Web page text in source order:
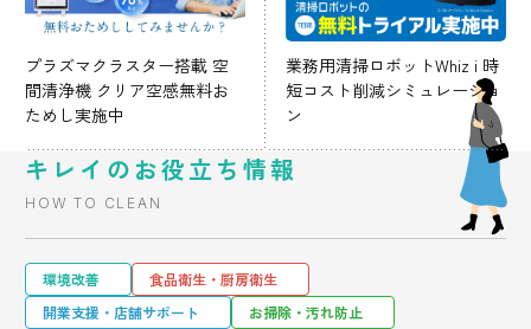
プラズマクラスター搭載 空
間清浄機 クリア空感無料お
ためし実施中
業務用清掃ロボットWhiz i 時
短コスト削減シミュレーショ
ン
キレイのお役立ち情報
HOW TO CLEAN
環境改善
食品衛生・厨房衛生
開業支援・店舗サポート
お掃除・汚れ防止